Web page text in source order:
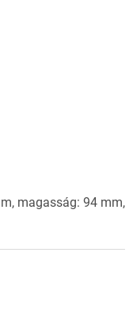
magasság: 94 mm,